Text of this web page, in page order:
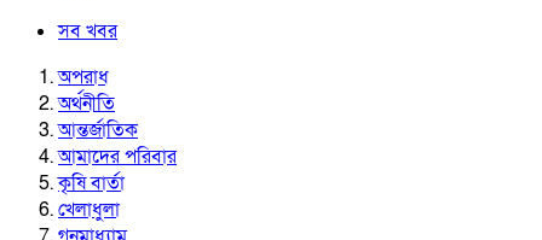
সব খবর
অপরাধ
অর্থনীতি
আন্তর্জাতিক
আমাদের পরিবার
কৃষি বার্তা
খেলাধুলা